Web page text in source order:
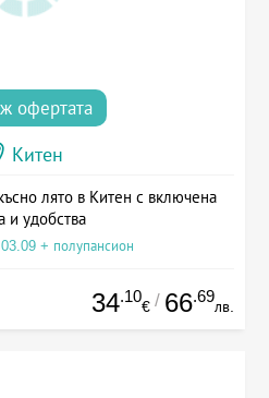
офертата
Китен
лято в Китен с включена
и удобства
+ полупансион
34.10
€ / 66.69
лв.